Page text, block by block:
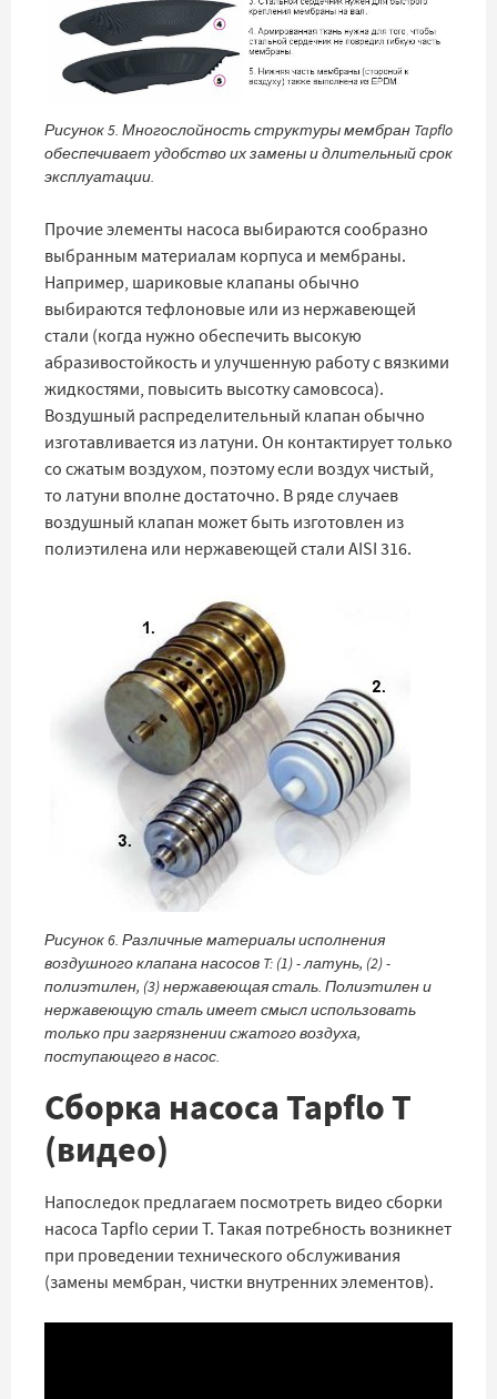
Рисунок 5. Многослойность структуры мембран Tapflo
обеспечивает удобство их замены и длительный срок
эксплуатации.
Прочие элементы насоса выбираются сообразно
выбранным материалам корпуса и мембраны.
Например, шариковые клапаны обычно
выбираются тефлоновые или из нержавеющей
стали (когда нужно обеспечить высокую
абразивостойкость и улучшенную работу с вязкими
жидкостями, повысить высотку самовсоса).
Воздушный распределительный клапан обычно
изготавливается из латуни. Он контактирует только
со сжатым воздухом, поэтому если воздух чистый,
то латуни вполне достаточно. В ряде случаев
воздушный клапан может быть изготовлен из
полиэтилена или нержавеющей стали AISI 316.
Рисунок 6. Различные материалы исполнения
воздушного клапана насосов T: (1) - латунь, (2) -
полиэтилен, (3) нержавеющая сталь. Полиэтилен и
нержавеющую сталь имеет смысл использовать
только при загрязнении сжатого воздуха,
поступающего в насос.
Сборка насоса Tapflo T
(видео)
Напоследок предлагаем посмотреть видео сборки
насоса Tapflo серии T. Такая потребность возникнет
при проведении технического обслуживания
(замены мембран, чистки внутренних элементов).